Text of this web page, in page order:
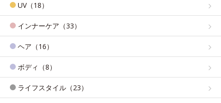
UV（18）
インナーケア（33）
ヘア（16）
ボディ（8）
ライフスタイル（23）